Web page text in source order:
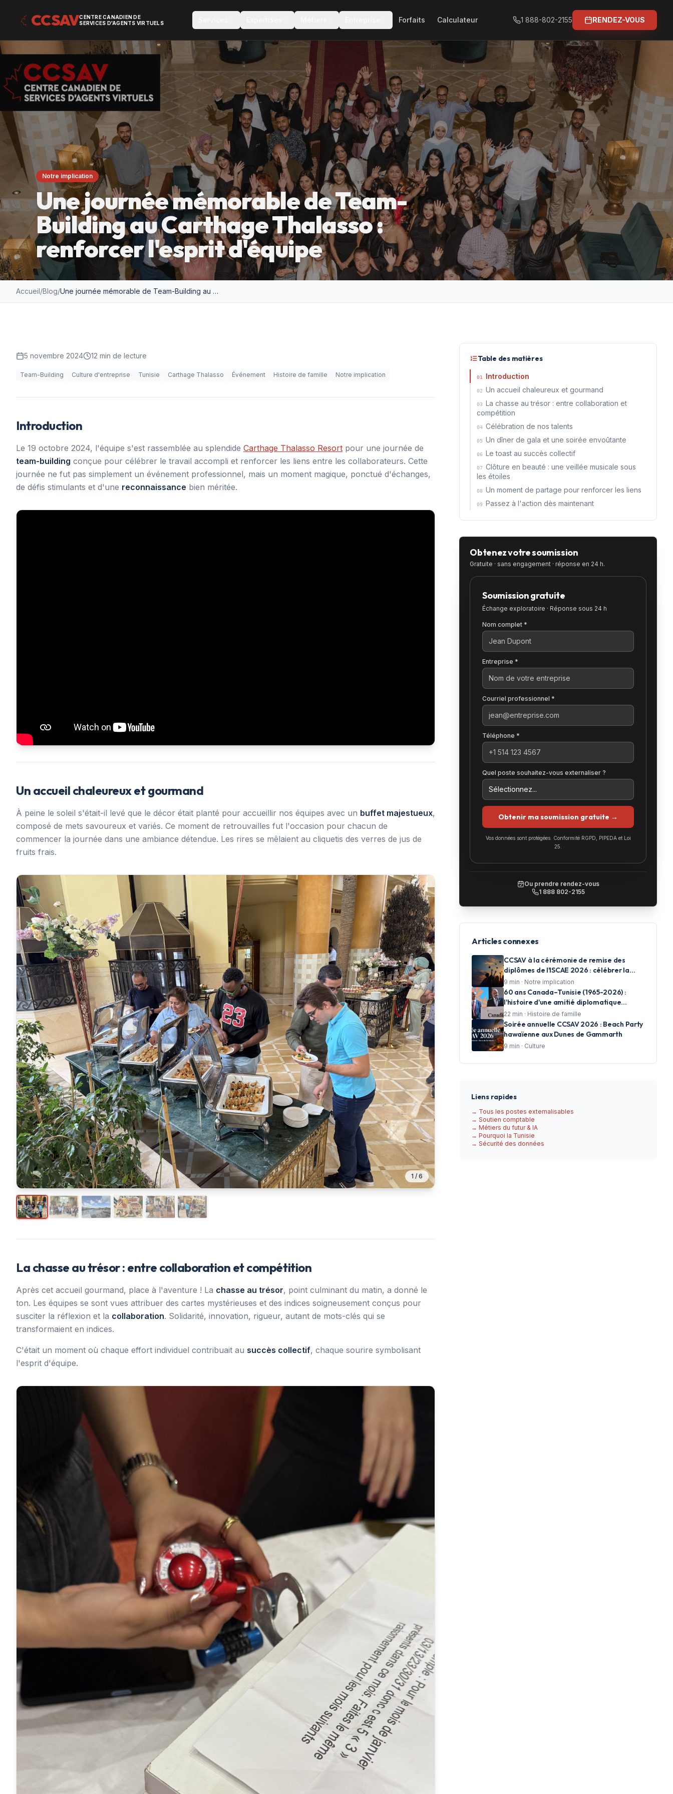
CCSAVCENTRE CANADIEN DE
SERVICES D'AGENTS VIRTUELS
Forfaits Calculateur 1 888-802-2155 RENDEZ-VOUS
Notre implication
Une journée mémorable de Team-
Building au Carthage Thalasso :
renforcer l'esprit d'équipe
Accueil/Blog/ Une journée mémorable de Team-Building au Carthage Thalasso : renforcer l'esprit d'équipe
5 novembre 2024 12 min de lecture
Team-Building Culture d'entreprise Tunisie Carthage Thalasso Événement Histoire de famille Notre implication
Introduction
Le 19 octobre 2024, l'équipe s'est rassemblée au splendide Carthage Thalasso Resort pour une journée de
team-building conçue pour célébrer le travail accompli et renforcer les liens entre les collaborateurs. Cette
journée ne fut pas simplement un événement professionnel, mais un moment magique, ponctué d'échanges,
de défis stimulants et d'une reconnaissance bien méritée.
Un accueil chaleureux et gourmand
À peine le soleil s'était-il levé que le décor était planté pour accueillir nos équipes avec un buffet majestueux,
composé de mets savoureux et variés. Ce moment de retrouvailles fut l'occasion pour chacun de
commencer la journée dans une ambiance détendue. Les rires se mêlaient au cliquetis des verres de jus de
fruits frais.
1 /6
La chasse au trésor : entre collaboration et compétition
Après cet accueil gourmand, place à l'aventure ! La chasse au trésor, point culminant du matin, a donné le
ton. Les équipes se sont vues attribuer des cartes mystérieuses et des indices soigneusement conçus pour
susciter la réflexion et la collaboration. Solidarité, innovation, rigueur, autant de mots-clés qui se
transformaient en indices.
C'était un moment où chaque effort individuel contribuait au succès collectif, chaque sourire symbolisant
l'esprit d'équipe.
Table des matières
01 Introduction
02 Un accueil chaleureux et gourmand
03
La chasse au trésor : entre collaboration et
compétition
04 Célébration de nos talents
05 Un dîner de gala et une soirée envoûtante
06 Le toast au succès collectif
07
Clôture en beauté : une veillée musicale sous
les étoiles
08 Un moment de partage pour renforcer les liens
09 Passez à l'action dès maintenant
Obtenez votre soumission
Gratuite · sans engagement · réponse en 24 h.
Soumission gratuite
Échange exploratoire · Réponse sous 24 h
Nom complet *
Entreprise *
Courriel professionnel *
Téléphone *
Quel poste souhaitez-vous externaliser ?
Obtenir ma soumission gratuite →
Vos données sont protégées. Conformité RGPD, PIPEDA et Loi
25.
Ou prendre rendez-vous
1 888 802-2155
Articles connexes
CCSAV à la cérémonie de remise des
diplômes de l'ISCAE 2026 : célébrer la
réussite et accompagner les talents de
demain
9 min · Notre implication
60 ans Canada–Tunisie (1965-2026) :
l'histoire d'une amitié diplomatique
racontée en photos par CCSAV
22 min · Histoire de famille
Soirée annuelle CCSAV 2026 : Beach Party
hawaïenne aux Dunes de Gammarth
9 min · Culture
Liens rapides
→ Tous les postes externalisables
→ Soutien comptable
→ Métiers du futur & IA
→ Pourquoi la Tunisie
→ Sécurité des données